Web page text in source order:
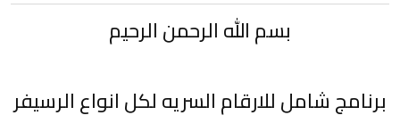
بسم الله الرحمن الرحيم
برنامج شامل للارقام السريه لكل انواع الرسيفر